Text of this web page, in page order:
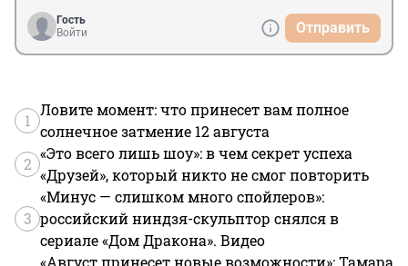
Гость
Войти
Отправить
1
Ловите момент: что принесет вам полное
солнечное затмение 12 августа
2
«Это всего лишь шоу»: в чем секрет успеха
«Друзей», который никто не смог повторить
3
«Минус — слишком много спойлеров»:
российский ниндзя-скульптор снялся в
сериале «Дом Дракона». Видео
«Август принесет новые возможности»: Тамара